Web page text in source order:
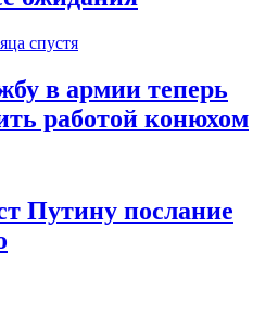
спустя
в армии теперь
работой конюхом
Путину послание